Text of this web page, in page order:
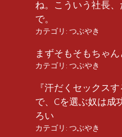
ね。こういう社長
で。
カテゴリ: つぶやき
まずそもそもちゃ
カテゴリ: つぶやき
『汗だくセックス
で、Cを選ぶ奴は成
ろい
カテゴリ: つぶやき